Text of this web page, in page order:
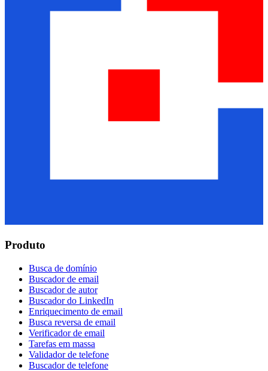
Produto
Busca de domínio
Buscador de email
Buscador de autor
Buscador do LinkedIn
Enriquecimento de email
Busca reversa de email
Verificador de email
Tarefas em massa
Validador de telefone
Buscador de telefone